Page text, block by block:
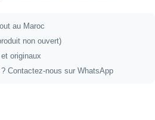
au Maroc
non ouvert)
originaux
Contactez-nous sur WhatsApp